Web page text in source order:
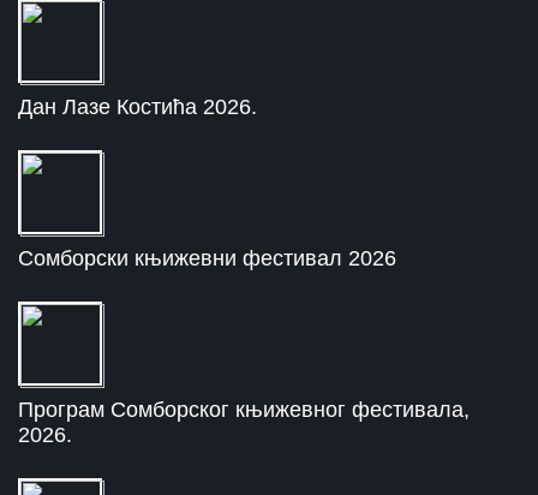
Дан Лазе Костића 2026.
Сомборски књижевни фестивал 2026
Програм Сомборског књижевног фестивала,
2026.